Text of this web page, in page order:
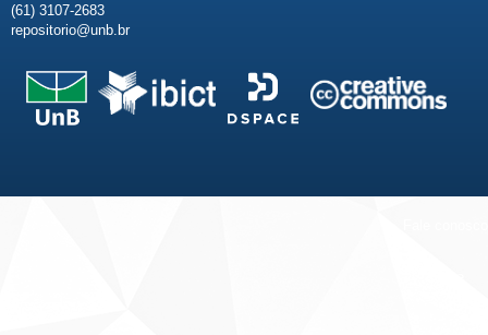
(61) 3107-2683
repositorio@unb.br